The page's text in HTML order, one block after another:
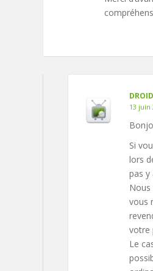
13 juin
Si
lors
pas y
Nous
vous
votre
Le